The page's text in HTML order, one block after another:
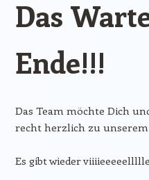
Das
Ende!!!
Das Team möchte Dich
recht herzlich zu
Es gibt wieder